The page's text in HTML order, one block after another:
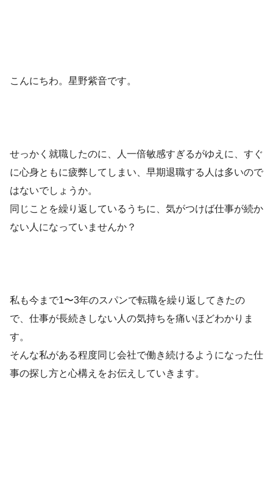
こんにちわ。星野紫音です。
せっかく就職したのに、人一倍敏感すぎるがゆえに、すぐ
に心身ともに疲弊してしまい、早期退職する人は多いので
はないでしょうか。
同じことを繰り返しているうちに、気がつけば仕事が続か
ない人になっていませんか？
私も今まで1〜3年のスパンで転職を繰り返してきたの
で、仕事が長続きしない人の気持ちを痛いほどわかりま
す。
そんな私がある程度同じ会社で働き続けるようになった仕
事の探し方と心構えをお伝えしていきます。